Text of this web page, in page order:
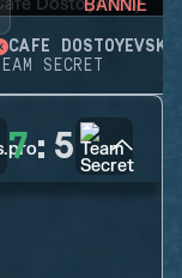
BANNIE
CAFÉ DOSTOYEVSKY
TEAM SECRET
7: 5